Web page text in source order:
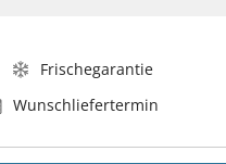
Frischegarantie
Wunschliefertermin